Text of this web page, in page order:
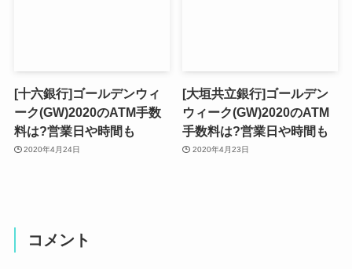
[十六銀行]ゴールデンウィ
ーク(GW)2020のATM手数
料は?営業日や時間も
2020年4月24日
[大垣共立銀行]ゴールデン
ウィーク(GW)2020のATM
手数料は?営業日や時間も
2020年4月23日
コメント